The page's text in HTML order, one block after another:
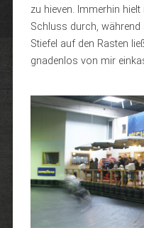
zu hieven. Immerhin
Schluss durch,
Stiefel auf den Rasten
gnadenlos von mir